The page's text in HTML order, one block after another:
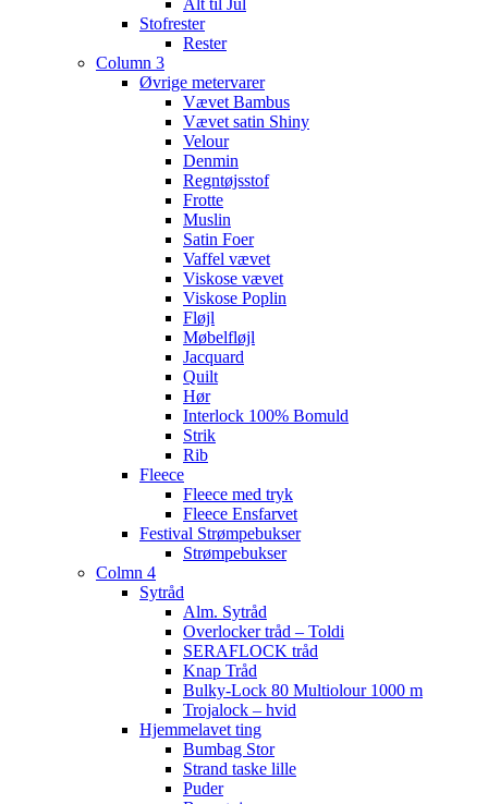
Alt til Jul
Stofrester
Rester
Column 3
Øvrige metervarer
Vævet Bambus
Vævet satin Shiny
Velour
Denmin
Regntøjsstof
Frotte
Muslin
Satin Foer
Vaffel vævet
Viskose vævet
Viskose Poplin
Fløjl
Møbelfløjl
Jacquard
Quilt
Hør
Interlock 100% Bomuld
Strik
Rib
Fleece
Fleece med tryk
Fleece Ensfarvet
Festival Strømpebukser
Strømpebukser
Colmn 4
Sytråd
Alm. Sytråd
Overlocker tråd – Toldi
SERAFLOCK tråd
Knap Tråd
Bulky-Lock 80 Multiolour 1000 m
Trojalock – hvid
Hjemmelavet ting
Bumbag Stor
Strand taske lille
Puder